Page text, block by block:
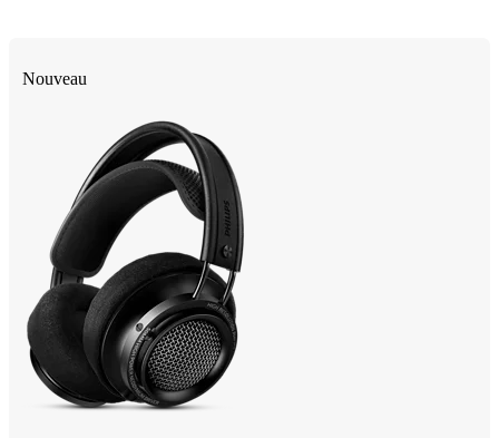
Nouveau